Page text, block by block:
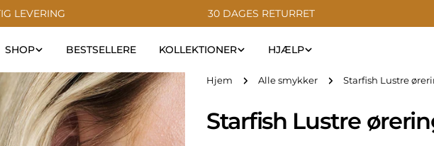
LEVERING 30 DAGES RETURRET
SHOP BESTSELLERE KOLLEKTIONER HJÆLP
Hjem Alle smykker Starfish Lustre
Starfish Lustre